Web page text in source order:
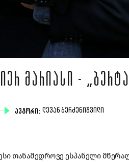
ᲛᲐᲠᲘᲐᲡᲘ -
ᲐᲕᲢᲝᲠᲘ: ᲚᲔᲕᲐᲜ ᲑᲔᲠᲫᲔᲜᲘᲨᲕᲘᲚᲘ
თანამედროვე ესპანელი